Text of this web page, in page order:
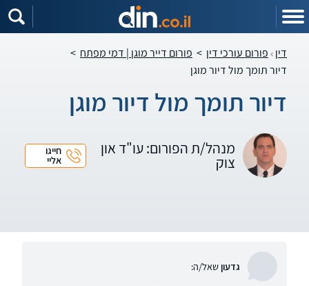
דין פורום עורכי דין > פורום דייר מוגן | דמי מפתח >
דיור תומך מול דיור מוגן
דיור תומך מול דיור מוגן
מנהל/ת הפורום: עו"ד און
צוק
חייגו
אליי
גדעוןשאל/ה: